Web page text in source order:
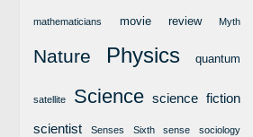
mathematicians movie review Myth
Nature Physics quantum
satellite Science science fiction
scientist Senses Sixth sense sociology